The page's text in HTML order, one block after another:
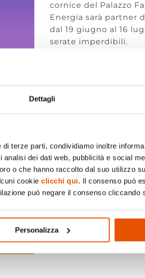
Dettagli
terze parti, condividiamo inoltre
dei dati web, pubblicità e social
o che hanno raccolto dal suo utilizzo
cookie clicchi qui. Il consenso può
può negare il consenso cliccando
Personalizza
cornice del Palazzo
Energia sarà partner
dal 19 giugno al 16
serate imperdibili.
Pagina
Pagina